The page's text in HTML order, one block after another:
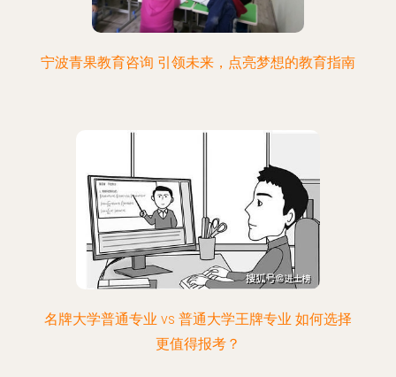
宁波青果教育咨询 引领未来，点亮梦想的教育指南
名牌大学普通专业 vs 普通大学王牌专业 如何选择
更值得报考？